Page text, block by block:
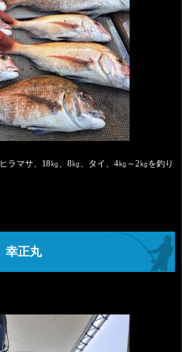
ラマサ、18㎏、8㎏、タイ、4㎏～2㎏を釣り
幸正丸